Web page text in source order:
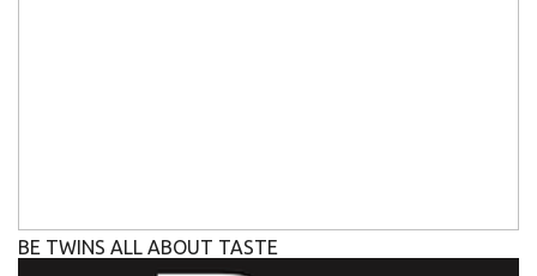
BE TWINS ALL ABOUT TASTE